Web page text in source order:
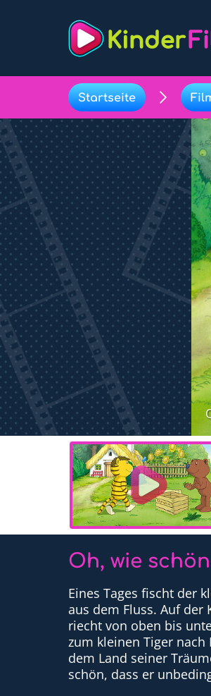
Startseite
Oh, wie
Eines Tages fischt der
aus dem Fluss. Auf der
riecht von oben bis
zum kleinen Tiger
dem Land seiner
schön, dass er